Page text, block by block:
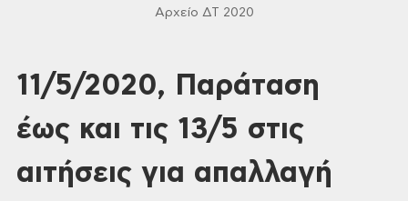
Αρχείο ΔΤ 2020
11/5/2020, Παράταση
έως και τις 13/5 στις
αιτήσεις για απαλλαγή